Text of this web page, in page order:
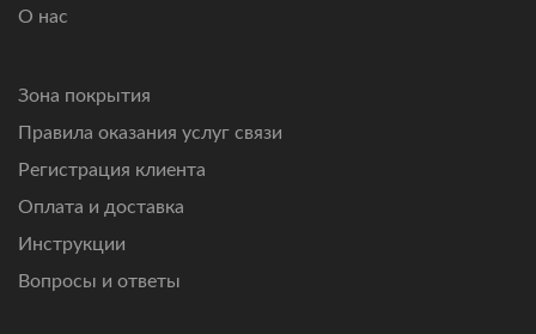
О нас
Зона покрытия
Правила оказания услуг связи
Регистрация клиента
Оплата и доставка
Инструкции
Вопросы и ответы